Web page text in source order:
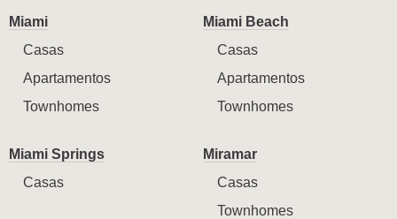
Miami
Casas
Apartamentos
Townhomes
Miami Beach
Casas
Apartamentos
Townhomes
Miami Springs
Casas
Miramar
Casas
Townhomes